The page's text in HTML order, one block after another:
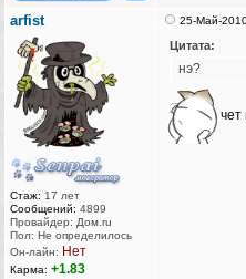
arfist
Стаж: 17 лет
Сообщений: 4899
Провайдер: Дом.ru
Пол: Не определилось
Он-лайн: Нет
Карма: +1.83
25-Май-
Цитата:
нэ?
чет